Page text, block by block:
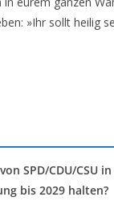
»Ihr sollt heilig
SPD/CDU/CSU
bis 2029 halten?